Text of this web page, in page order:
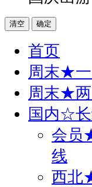
清空 确定
首页
周末★一
周末★两
国内☆
会员
线
西北